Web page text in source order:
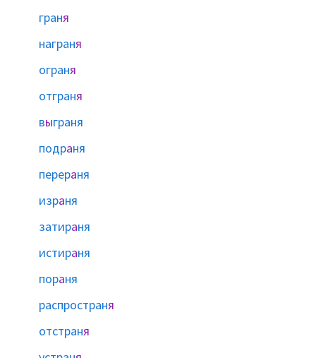
граня
награня
ограня
отграня
выграня
подраня
перераня
израня
затираня
истираня
пораня
распространя
отстраня